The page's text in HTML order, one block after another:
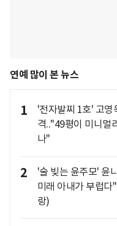
연예 많이 본 뉴스
1
'전자발찌 1호' 고영
격.."49평이 미니멀
나"
2
'술 빚는 윤주모' 윤
미래 아내가 부럽다
랑)